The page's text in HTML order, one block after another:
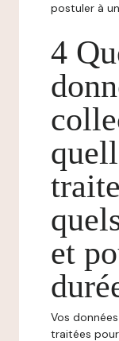
postuler à
4
et
Vos
traitées